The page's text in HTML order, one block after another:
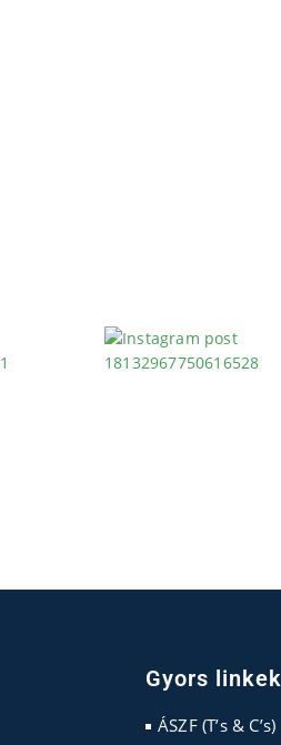
Gyors linkek
ÁSZF (T’s & C’s)